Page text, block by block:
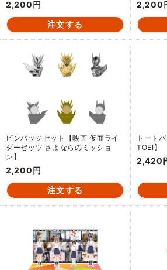
2,200円 2,200
ピンバッジセット【映画 仮面ライ
ダーゼッツ さよならのミッショ
ン】
2,200円
トート
TOEI】
2,420